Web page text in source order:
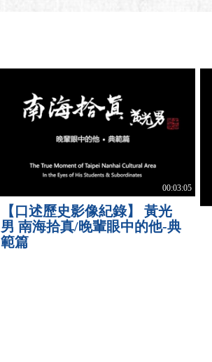
00:03:05
【口述歷史影像紀錄】 黃光
男 南海拾真/晚輩眼中的他-典
範篇